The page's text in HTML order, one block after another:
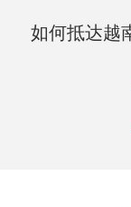
如何抵达越